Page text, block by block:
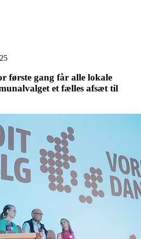
første gang får alle lokale
et fælles afsæt til